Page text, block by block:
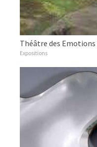
Théâtre des
Expositions